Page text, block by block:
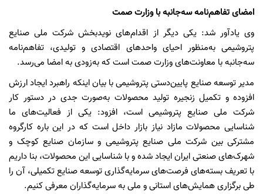
امضای تفاهم‌نامه سه‌جانبه با وزارت صمت
وی یادآور شد: یکی دیگر از اقدام‌های نویدبخش شرکت ملی صنایع
پتروشیمی به‌منظور احیای واحدهای اقتصادی و تولیدی، تفاهم‌نامه
سه‌جانبه با معاونت‌های وزارت صمت است که به‌زودی به امضا می‌رسد.
مدیر توسعه صنایع پایین‌دستی پتروشیمی با بیان اینکه راهبرد ایجاد ارزش
افزوده و تکمیل زنجیره تولید محصولات به‌صورت جدی در دستور کار
شرکت ملی صنایع پتروشیمی است، افزود: یکی از فعالیت‌های ما
شناسایی محصولات مازاد نیاز بازار داخل است که در این باره کارگروه
مشترکی بین شرکت ملی صنایع پتروشیمی و سازمان صنایع کوچک و
شهرک‌های صنعتی ایران ایجاد شده و با شناسایی این محصولات، بنا داریم
با تعریف بسته‌های فرصت‌های سرمایه‌گذاری توسعه صنایع تکمیلی، آن را
طی برگزاری همایش‌های استانی و ملی به سرمایه‌گذاران معرفی کنیم.